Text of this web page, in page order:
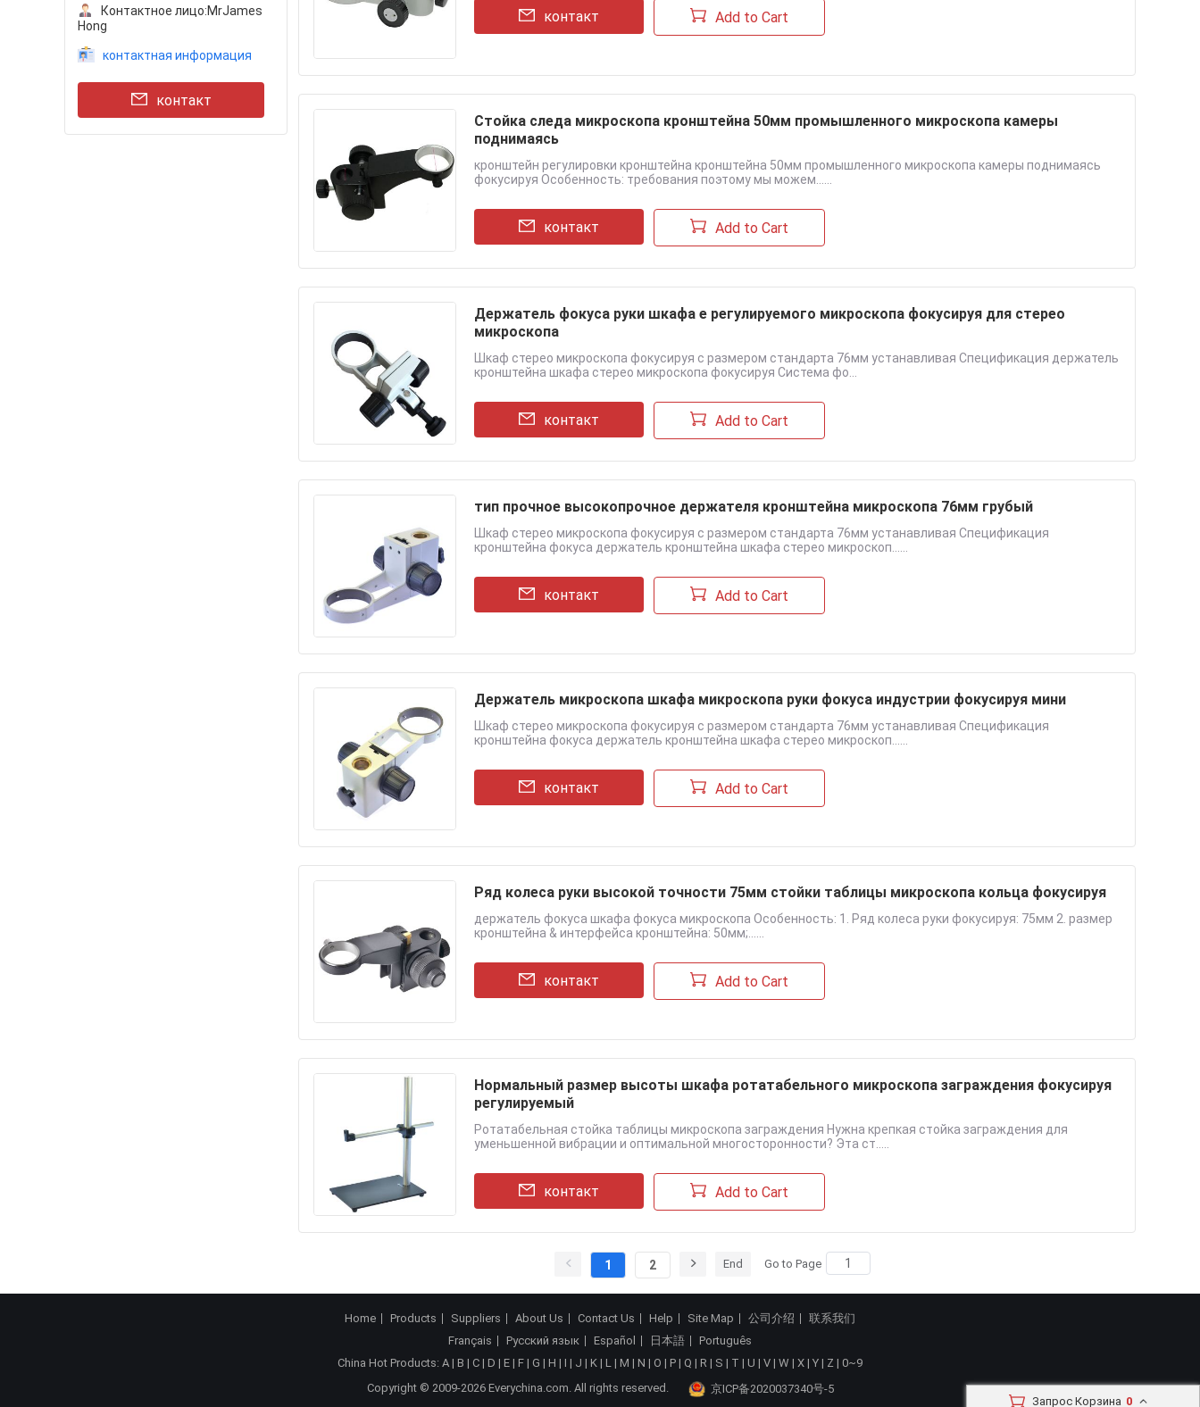
Контактное лицо:MrJames
Hong
контактная информация
контакт
контакт Add to Cart
Стойка следа микроскопа кронштейна 50мм промышленного микроскопа камеры
поднимаясь
кронштейн регулировки кронштейна кронштейна 50мм промышленного микроскопа камеры поднимаясь
фокусируя Особенность: требования поэтому мы можем......
контакт Add to Cart
Держатель фокуса руки шкафа е регулируемого микроскопа фокусируя для стерео
микроскопа
Шкаф стерео микроскопа фокусируя с размером стандарта 76мм устанавливая Спецификация держатель
кронштейна шкафа стерео микроскопа фокусируя Система фо...
контакт Add to Cart
тип прочное высокопрочное держателя кронштейна микроскопа 76мм грубый
Шкаф стерео микроскопа фокусируя с размером стандарта 76мм устанавливая Спецификация
кронштейна фокуса держатель кронштейна шкафа стерео микроскоп......
контакт Add to Cart
Держатель микроскопа шкафа микроскопа руки фокуса индустрии фокусируя мини
Шкаф стерео микроскопа фокусируя с размером стандарта 76мм устанавливая Спецификация
кронштейна фокуса держатель кронштейна шкафа стерео микроскоп......
контакт Add to Cart
Ряд колеса руки высокой точности 75мм стойки таблицы микроскопа кольца фокусируя
держатель фокуса шкафа фокуса микроскопа Особенность: 1. Ряд колеса руки фокусируя: 75мм 2. размер
кронштейна & интерфейса кронштейна: 50мм;......
контакт Add to Cart
Нормальный размер высоты шкафа ротатабельного микроскопа заграждения фокусируя
регулируемый
Ротатабельная стойка таблицы микроскопа заграждения Нужна крепкая стойка заграждения для
уменьшенной вибрации и оптимальной многосторонности? Эта ст.....
контакт Add to Cart
1 2 End Go to Page
Запрос Корзина 0
Home Products Suppliers About Us Contact Us Help Site Map 公司介绍
联系我们
Français
Русский язык Español 日本語
Português
China Hot Products: A | B | C | D | E | F | G | H | I | J | K | L | M | N | O | P | Q | R | S | T | U | V | W | X | Y | Z | 0~9
Copyright © 2009-2026 Everychina.com. All rights reserved.
京ICP备2020037340号-5